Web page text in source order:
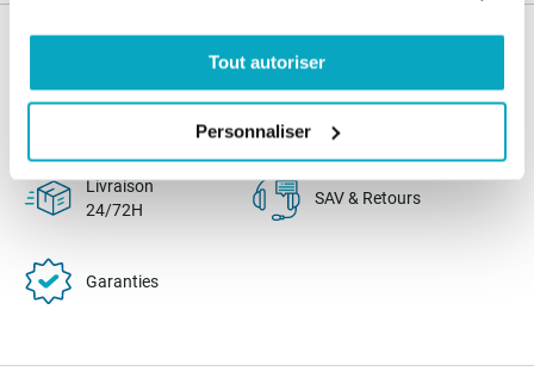
Tout autoriser
Personnaliser
Paiement
Paiement en
3x sans frais
Livraison
24/72H
SAV & Retours
Garanties